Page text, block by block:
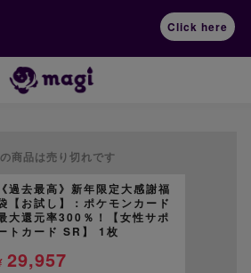
Click here
商品は売り切れです
《過去最高》新年限定大感謝福
【お試し】：ポケモンカード
大還元率300％！【女性サポ
トカード SR】 1枚
29,957